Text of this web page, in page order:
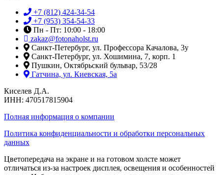
+7 (812) 424-34-54
+7 (953) 354-54-33
Пн - Пт: 10:00 - 18:00
zakaz@fotonaholst.ru
Санкт-Петербург, ул. Профессора Качалова, 3у
Санкт-Петербург, ул. Хошимина, 7, корп. 1
Пушкин, Октябрьский бульвар, 53/28
Гатчина, ул. Киевская, 5а
Киселев Д.А.
ИНН: 470517815904
Полная информация о компании
Политика конфиденциальности и обработки персональных
данных
Цветопередача на экране и на готовом холсте может
отличаться из-за настроек дисплея, освещения и особенностей